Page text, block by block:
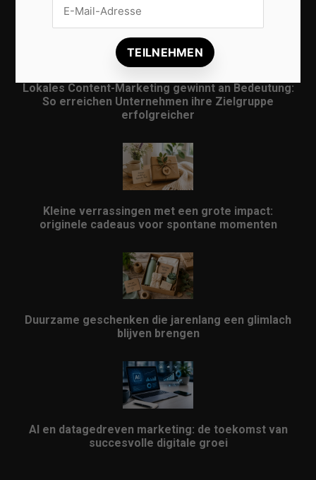
Lokales Content-Marketing gewinnt an Bedeutung:
So erreichen Unternehmen ihre Zielgruppe
erfolgreicher
Kleine verrassingen met een grote impact:
originele cadeaus voor spontane momenten
Duurzame geschenken die jarenlang een glimlach
blijven brengen
AI en datagedreven marketing: de toekomst van
succesvolle digitale groei